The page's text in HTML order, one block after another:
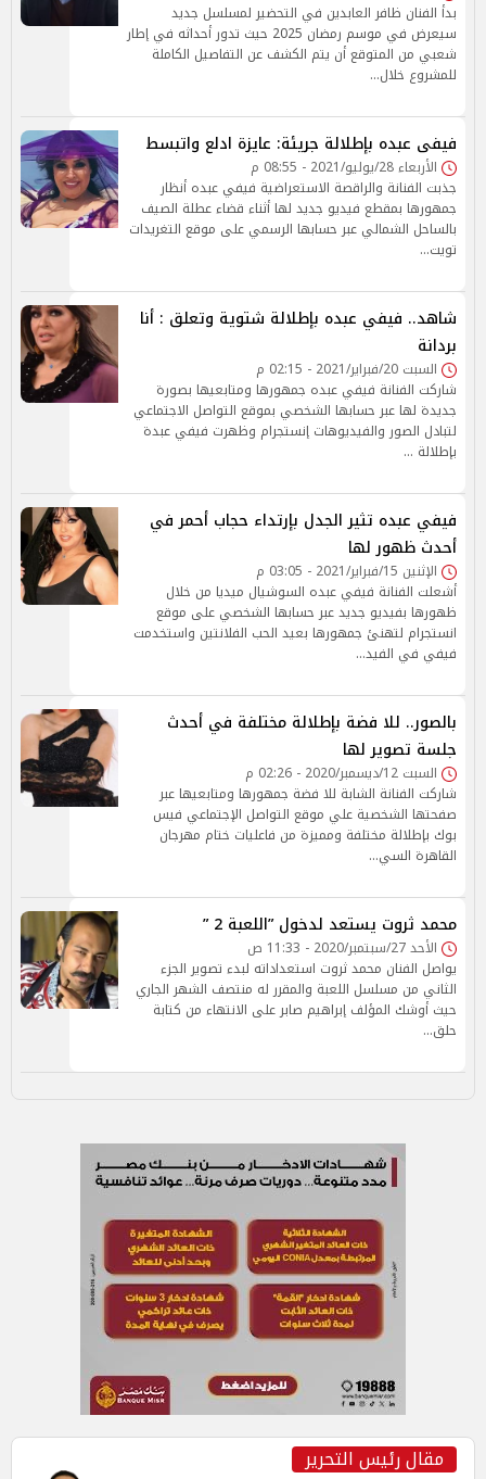
بدأ الفنان ظافر العابدين في التحضير لمسلسل جديد
سيعرض في موسم رمضان 2025 حيث تدور أحداثه في إطار
شعبي من المتوقع أن يتم الكشف عن التفاصيل الكاملة
للمشروع خلال…
فيفى عبده بإطلالة جريئة: عايزة ادلع واتبسط
الأربعاء 28/يوليو/2021 - 08:55 م
جذبت الفنانة والراقصة الاستعراضية فيفي عبده أنظار
جمهورها بمقطع فيديو جديد لها أثناء قضاء عطلة الصيف
بالساحل الشمالي عبر حسابها الرسمي على موقع التغريدات
تويت…
شاهد.. فيفي عبده بإطلالة شتوية وتعلق : أنا
بردانة
السبت 20/فبراير/2021 - 02:15 م
شاركت الفنانة فيفي عبده جمهورها ومتابعيها بصورة
جديدة لها عبر حسابها الشخصي بموقع التواصل الاجتماعي
لتبادل الصور والفيديوهات إنستجرام وظهرت فيفي عبدة
بإطلالة …
فيفي عبده تثير الجدل بإرتداء حجاب أحمر في
أحدث ظهور لها
الإثنين 15/فبراير/2021 - 03:05 م
أشعلت الفنانة فيفي عبده السوشيال ميديا من خلال
ظهورها بفيديو جديد عبر حسابها الشخصي على موقع
انستجرام لتهنئ جمهورها بعيد الحب الفلانتين واستخدمت
فيفي في الفيد…
بالصور.. للا فضة بإطلالة مختلفة في أحدث
جلسة تصوير لها
السبت 12/ديسمبر/2020 - 02:26 م
شاركت الفنانة الشابة للا فضة جمهورها ومتابعيها عبر
صفحتها الشخصية علي موقع التواصل الإجتماعي فيس
بوك بإطلالة مختلفة ومميزة من فاعليات ختام مهرجان
القاهرة السي…
محمد ثروت يستعد لدخول ”اللعبة 2 ”
الأحد 27/سبتمبر/2020 - 11:33 ص
يواصل الفنان محمد ثروت استعداداته لبدء تصوير الجزء
الثاني من مسلسل اللعبة والمقرر له منتصف الشهر الجاري
حيث أوشك المؤلف إبراهيم صابر على الانتهاء من كتابة
حلق…
مقال رئيس التحرير